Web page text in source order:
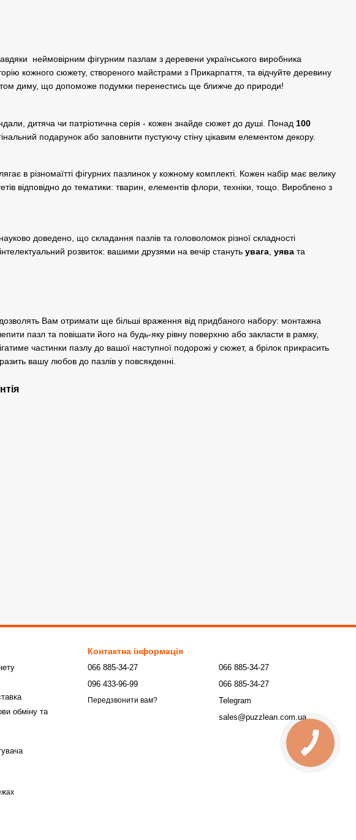
неймовірним фігурним пазлам з деревени українського виробника
кожного сюжету, створеного майстрами з Прикарпаття, та відчуйте деревину
диму, що допоможе подумки перенестись ще ближче до природи!
дитяча чи патріотична серія - кожен знайде сюжет до душі. Понад 100
подарунок або заповнити пустуючу стіну цікавим елементом декору.
в різномаїтті фігурних пазлинок у кожному комплекті. Кожен набір має велику
відповідно до тематики: тварин, елементів флори, техніки, тощо. Вироблено з
доведено, що складання пазлів та головоломок різної складності
розвиток: вашими друзями на вечір станутьувага, уявата
Вам отримати ще більші враження від придбаного набору: монтажна
пазл та повішати його на будь-яку рівну поверхню або закласти в рамку,
частинки пазлу до вашої наступної подорожі у сюжет, а брілок прикрасить
вашу любов до пазлів у повсякденні.
обміну та
Контактна інформація
066 885-34-27
096 433-96-99
Передзвонити вам?
066 885-34-27
066 885-34-27
Telegram
sales@puzzlean.com.ua